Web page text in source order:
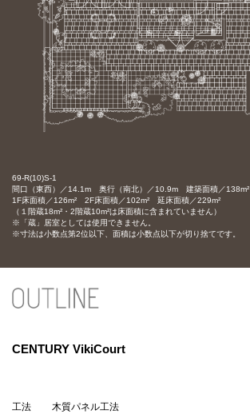
69-R(10)S-1
間口（東西）／14.1m 奥行（南北）／10.9m 建築面積／138m²
1F床面積／126m² 2F床面積／102m² 延床面積／229m²
（１階蔵18m²・2階蔵10m²は床面積に含まれていません）
※「蔵」居室としては使用できません。
※寸法は小数点第2位以下、面積は小数点以下が切り捨てです。
CENTURY VikiCourt
工法 木質パネル工法